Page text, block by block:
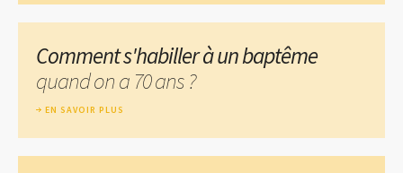
Comment s'habiller à un baptême
quand on a 70 ans ?
EN SAVOIR PLUS